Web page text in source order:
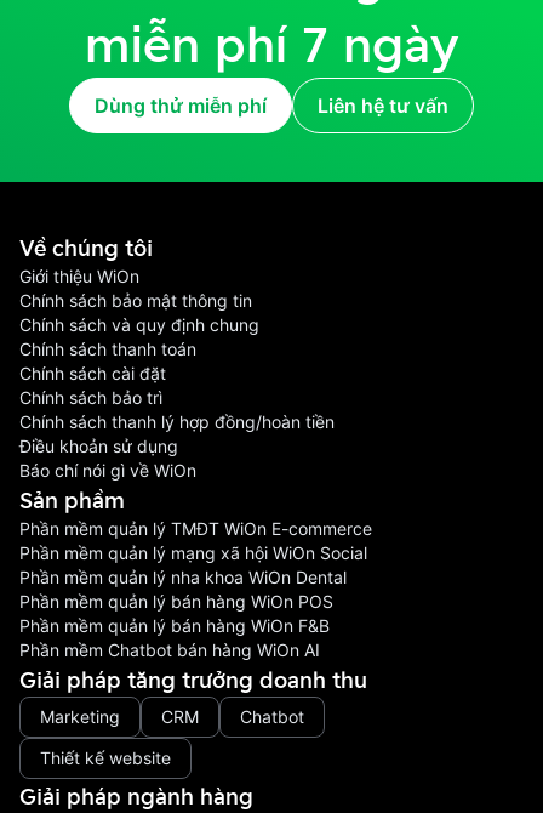
miễn phí 7 ngày
Dùng thử miễn phí Liên hệ tư vấn
Về chúng tôi
Giới thiệu WiOn
Chính sách bảo mật thông tin
Chính sách và quy định chung
Chính sách thanh toán
Chính sách cài đặt
Chính sách bảo trì
Chính sách thanh lý hợp đồng/hoàn tiền
Điều khoản sử dụng
Báo chí nói gì về WiOn
Sản phầm
Phần mềm quản lý TMĐT WiOn E-commerce
Phần mềm quản lý mạng xã hội WiOn Social
Phần mềm quản lý nha khoa WiOn Dental
Phần mềm quản lý bán hàng WiOn POS
Phần mềm quản lý bán hàng WiOn F&B
Phần mềm Chatbot bán hàng WiOn AI
Giải pháp tăng trưởng doanh thu
Marketing CRM
Chatbot
Thiết kế website
Giải pháp ngành hàng